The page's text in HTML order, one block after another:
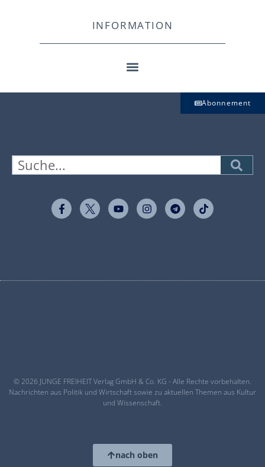
INFORMATION
Abonnement
© 2026 JUNGE FREIHEIT Verlag GmbH & Co. KG - Alle Rechte vorbehalten.
Nachrichten aus Politik und Wirtschaft sowie zu aktuellen Themen aus Kultur
und Wissenschaft.
nach oben